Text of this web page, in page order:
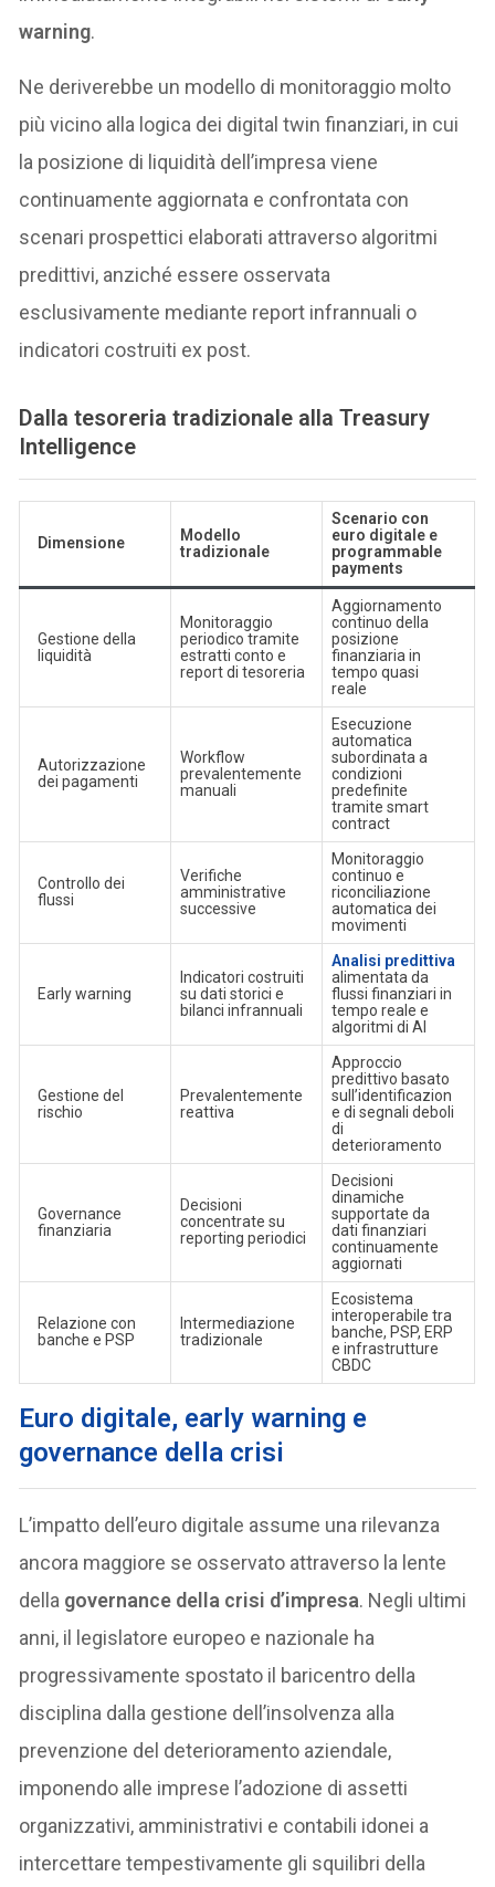
warning.
Ne deriverebbe un modello di monitoraggio molto
più vicino alla logica dei digital twin finanziari, in cui
la posizione di liquidità dell’impresa viene
continuamente aggiornata e confrontata con
scenari prospettici elaborati attraverso algoritmi
predittivi, anziché essere osservata
esclusivamente mediante report infrannuali o
indicatori costruiti ex post.
Dalla tesoreria tradizionale alla Treasury
Intelligence
Dimensione
Modello
tradizionale
Scenario con
euro digitale e
programmable
payments
Gestione della
liquidità
Monitoraggio
periodico tramite
estratti conto e
report di tesoreria
Aggiornamento
continuo della
posizione
finanziaria in
tempo quasi
reale
Autorizzazione
dei pagamenti
Workflow
prevalentemente
manuali
Esecuzione
automatica
subordinata a
condizioni
predefinite
tramite smart
contract
Controllo dei
flussi
Verifiche
amministrative
successive
Monitoraggio
continuo e
riconciliazione
automatica dei
movimenti
Early warning
Indicatori costruiti
su dati storici e
bilanci infrannuali
Analisi predittiva
alimentata da
flussi finanziari in
tempo reale e
algoritmi di AI
Gestione del
rischio
Prevalentemente
reattiva
Approccio
predittivo basato
sull’identificazion
e di segnali deboli
di
deterioramento
Governance
finanziaria
Decisioni
concentrate su
reporting periodici
Decisioni
dinamiche
supportate da
dati finanziari
continuamente
aggiornati
Relazione con
banche e PSP
Intermediazione
tradizionale
Ecosistema
interoperabile tra
banche, PSP, ERP
e infrastrutture
CBDC
Euro digitale, early warning e
governance della crisi
L’impatto dell’euro digitale assume una rilevanza
ancora maggiore se osservato attraverso la lente
della governance della crisi d’impresa. Negli ultimi
anni, il legislatore europeo e nazionale ha
progressivamente spostato il baricentro della
disciplina dalla gestione dell’insolvenza alla
prevenzione del deterioramento aziendale,
imponendo alle imprese l’adozione di assetti
organizzativi, amministrativi e contabili idonei a
intercettare tempestivamente gli squilibri della